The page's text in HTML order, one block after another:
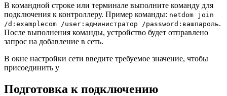
В командной строке или терминале выполните команду для
подключения к контроллеру. Пример команды: netdom join
/d:examplecom /user:администратор /password:вашпароль.
После выполнения команды, устройство будет отправлено
запрос на добавление в сеть.
В окне настройки сети введите требуемое значение, чтобы
присоединить у
Подготовка к подключению